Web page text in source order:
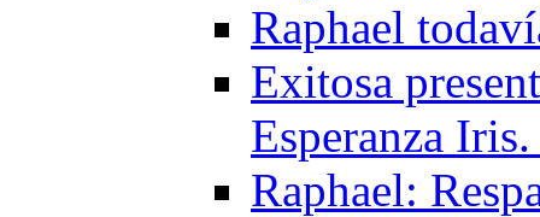
Raphael
Exitosa
Esperanza
Raphael: